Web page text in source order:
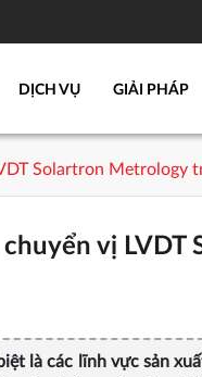
DỊCH VỤ GIẢI PHÁP
Solartron Metrology
vị
là các lĩnh vực sản